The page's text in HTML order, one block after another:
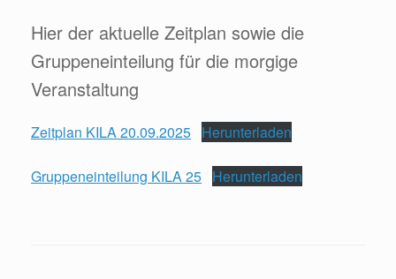
Hier der aktuelle Zeitplan sowie die
Gruppeneinteilung für die morgige
Veranstaltung
Zeitplan KILA 20.09.2025 Herunterladen
Gruppeneinteilung KILA 25 Herunterladen